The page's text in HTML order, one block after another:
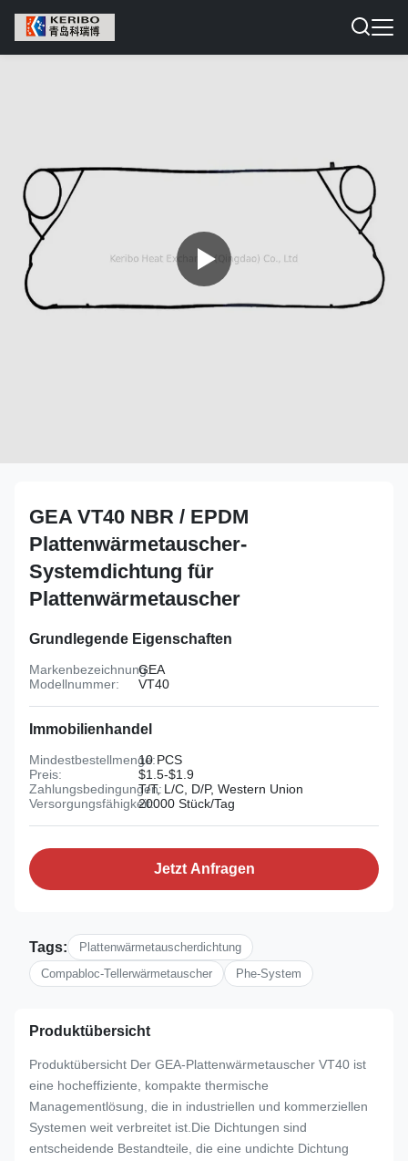
GEA VT40 NBR / EPDM
Plattenwärmetauscher-
Systemdichtung für
Plattenwärmetauscher
Grundlegende Eigenschaften
Markenbezeichnung:GEA
Modellnummer:
VT40
Immobilienhandel
Mindestbestellmenge:10 PCS
Preis:
$1.5-$1.9
Zahlungsbedingungen:T/T, L/C, D/P, Western Union
Versorgungsfähigkeit:20000 Stück/Tag
Jetzt Anfragen
Tags:
Plattenwärmetauscherdichtung
Compabloc-Tellerwärmetauscher
Phe-System
Produktübersicht
Produktübersicht Der GEA-Plattenwärmetauscher VT40 ist
eine hocheffiziente, kompakte thermische
Managementlösung, die in industriellen und kommerziellen
Systemen weit verbreitet ist.Die Dichtungen sind
entscheidende Bestandteile, die eine undichte Dichtung